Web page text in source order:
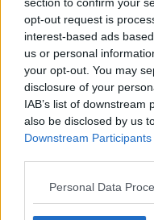
opt-out request is
interest-based ads
us or personal
your opt-out. You may
disclosure of your
IAB’s list of
also be disclosed by us
Downstream Participants
Personal Data
Dieta
să